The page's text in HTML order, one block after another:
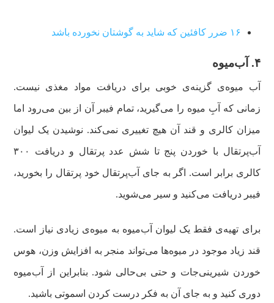
۱۶ ضرر کافئین که شاید به گوشتان نخورده باشد
۴. آب‌میوه
آب میوه‌ی گزینه‌ی خوبی برای دریافت مواد مغذی نیست.
زمانی که آبِ میوه را می‌گیرید، تمام فیبر آن از بین می‌رود اما
میزان کالری و قند آن هیچ تغییری نمی‌کند. نوشیدن یک لیوان
آب‌پرتقال با خوردن پنج تا شش عدد پرتقال و دریافت ۳۰۰
کالری برابر است. اگر به جای آب‌‌پرتقال خود پرتقال را بخورید،
فیبر دریافت می‌کنید و سیر می‌شوید.
برای تهیه‌ی فقط یک لیوان آب‌میوه به میوه‌ی زیادی نیاز است.
قند زیاد موجود در میوه‌ها می‌تواند منجر به افزایش وزن، هوس
خوردن شیرینی‌جات و حتی بی‌حالی شود. بنابراین از آب‌میوه
دوری کنید و به جای آن به فکر درست کردن اسموتی باشید.